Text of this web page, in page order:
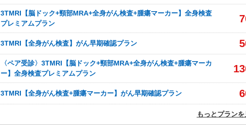
3TMRI【脳ドック+頸部MRA+全身がん検査+腫瘍マーカー】全身検査
プレミアムプラン
3TMRI【全身がん検査】がん早期確認プラン
〈ペア受診〉3TMRI【脳ドック+頸部MRA+全身がん検査+腫瘍マーカ
ー】全身検査プレミアムプラン
3TMRI【全身がん検査+腫瘍マーカー】がん早期確認プラン
もっとプランを